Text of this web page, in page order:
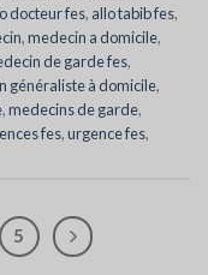
docteur fes, allo tabib fes,
,medecin a domicile,
de garde fes,
généraliste à domicile,
,medecins de garde,
fes,urgence fes,
5